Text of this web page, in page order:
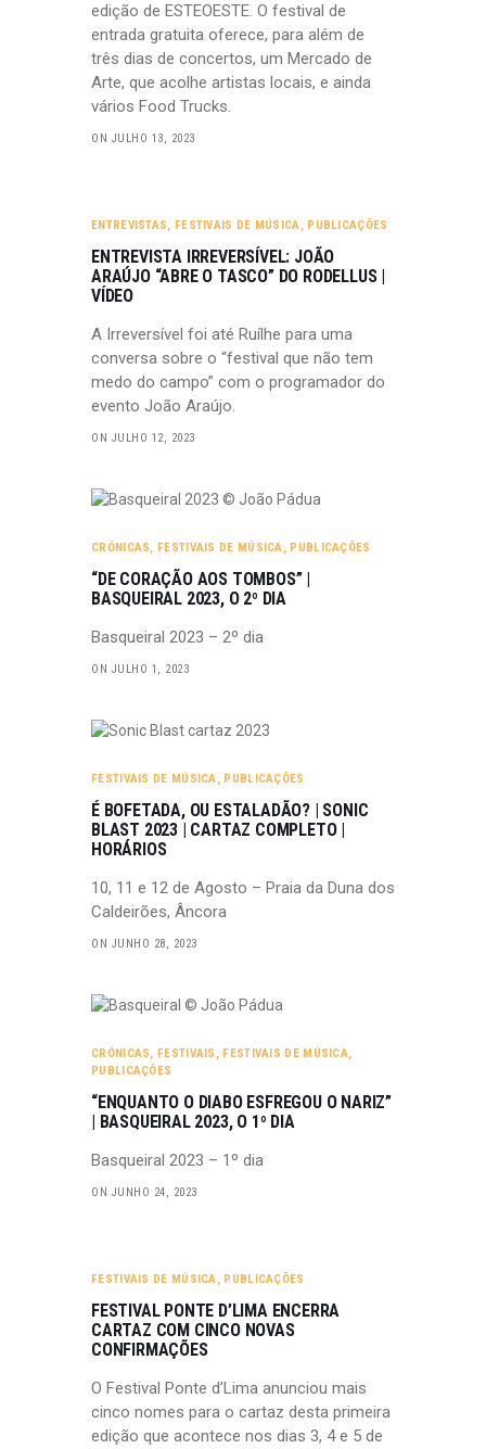
edição de ESTEOESTE. O festival de
entrada gratuita oferece, para além de
três dias de concertos, um Mercado de
Arte, que acolhe artistas locais, e ainda
vários Food Trucks.
ON JULHO 13, 2023
ENTREVISTAS, FESTIVAIS DE MÚSICA, PUBLICAÇÕES
ENTREVISTA IRREVERSÍVEL: JOÃO
ARAÚJO “ABRE O TASCO” DO RODELLUS |
VÍDEO
A Irreversível foi até Ruílhe para uma
conversa sobre o “festival que não tem
medo do campo” com o programador do
evento João Araújo.
ON JULHO 12, 2023
CRÓNICAS, FESTIVAIS DE MÚSICA, PUBLICAÇÕES
“DE CORAÇÃO AOS TOMBOS” |
BASQUEIRAL 2023, O 2º DIA
Basqueiral 2023 – 2º dia
ON JULHO 1, 2023
FESTIVAIS DE MÚSICA, PUBLICAÇÕES
É BOFETADA, OU ESTALADÃO? | SONIC
BLAST 2023 | CARTAZ COMPLETO |
HORÁRIOS
10, 11 e 12 de Agosto – Praia da Duna dos
Caldeirões, Âncora
ON JUNHO 28, 2023
CRÓNICAS, FESTIVAIS , FESTIVAIS DE MÚSICA,
PUBLICAÇÕES
“ENQUANTO O DIABO ESFREGOU O NARIZ”
| BASQUEIRAL 2023, O 1º DIA
Basqueiral 2023 – 1º dia
ON JUNHO 24, 2023
FESTIVAIS DE MÚSICA, PUBLICAÇÕES
FESTIVAL PONTE D’LIMA ENCERRA
CARTAZ COM CINCO NOVAS
CONFIRMAÇÕES
O Festival Ponte d’Lima anunciou mais
cinco nomes para o cartaz desta primeira
edição que acontece nos dias 3, 4 e 5 de